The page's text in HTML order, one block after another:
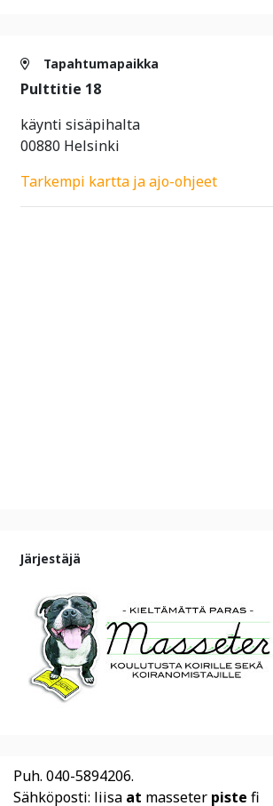
Tapahtumapaikka
Pulttitie 18
käynti sisäpihalta
00880 Helsinki
Tarkempi kartta ja ajo-ohjeet
Järjestäjä
Puh. 040-5894206.
Sähköposti: liisa at masseter piste fi